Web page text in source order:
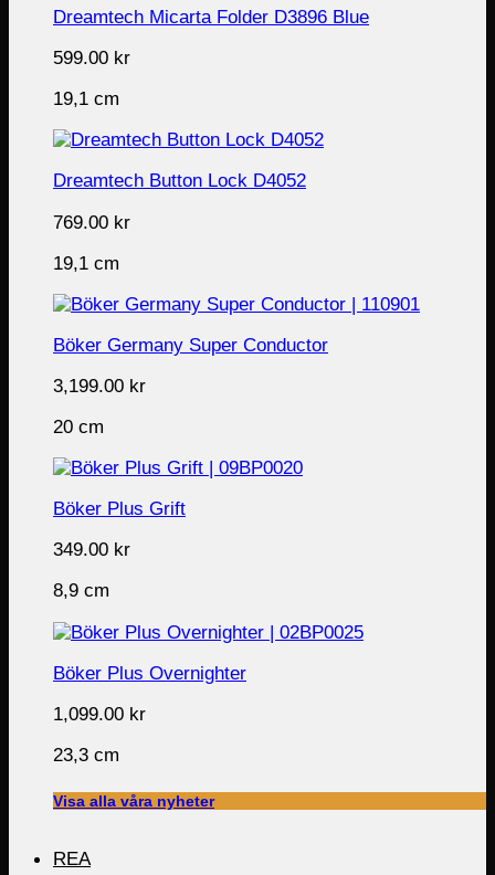
Dreamtech Micarta Folder D3896 Blue
599.00 kr
19,1 cm
Dreamtech Button Lock D4052
769.00 kr
19,1 cm
Böker Germany Super Conductor
3,199.00 kr
20 cm
Böker Plus Grift
349.00 kr
8,9 cm
Böker Plus Overnighter
1,099.00 kr
23,3 cm
Visa alla våra nyheter
REA